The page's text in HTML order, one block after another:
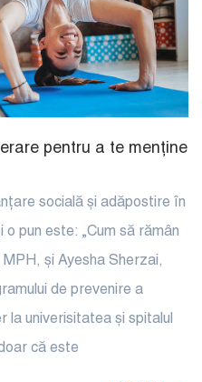
pentru a te menține
socială și adăpostire în
pun este: „Cum să rămân
și Ayesha Sherzai,
de prevenire a
la univerisitatea și spitalul
că este